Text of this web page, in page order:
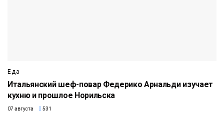
Еда
Итальянский шеф-повар Федерико Арнальди изучает
кухню и прошлое Норильска
07 августа 531